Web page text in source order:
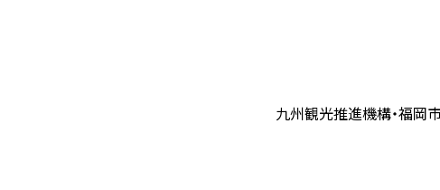
九州観光推進機構・福岡